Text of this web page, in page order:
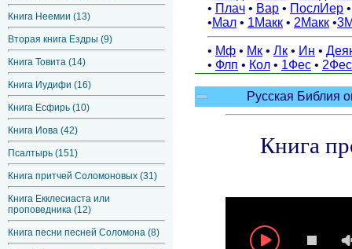
Книга Неемии (13)
Вторая книга Ездры (9)
Книга Товита (14)
Книга Иудифи (16)
Книга Есфирь (10)
Книга Иова (42)
Псалтырь (151)
Книга притчей Соломоновых (31)
Книга Екклесиаста или
проповедника (12)
Книга песни песней Соломона (8)